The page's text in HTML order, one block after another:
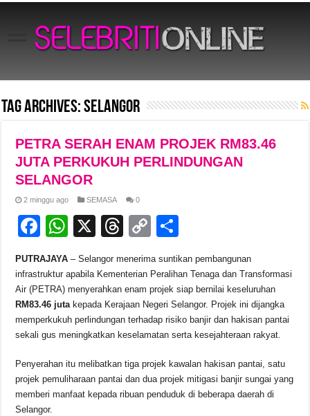
Tag Archives:Selangor
PETRA SERAH ENAM PROJEK RM83.46
JUTA PERKUKUH PERLINDUNGAN
SELANGOR
2 minggu ago SEMASA 0
F
c
e
b
o
o
k
W
at
s
A
p
p
X
T
e
a
d
s
C
p
y
Li
n
k
ar
e
PUTRAJAYA– Selangor menerima suntikan pembangunan
infrastruktur apabila Kementerian Peralihan Tenaga dan Transformasi
Air (PETRA) menyerahkan enam projek siap bernilai keseluruhan
RM83.46 jutakepada Kerajaan Negeri Selangor. Projek ini dijangka
memperkukuh perlindungan terhadap risiko banjir dan hakisan pantai
sekali gus meningkatkan keselamatan serta kesejahteraan rakyat.
Penyerahan itu melibatkan tiga projek kawalan hakisan pantai, satu
projek pemuliharaan pantai dan dua projek mitigasi banjir sungai yang
memberi manfaat kepada ribuan penduduk di beberapa daerah di
Selangor.